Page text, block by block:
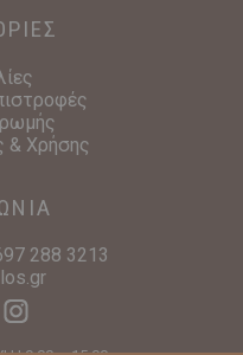
& Χρήσης
288 3213